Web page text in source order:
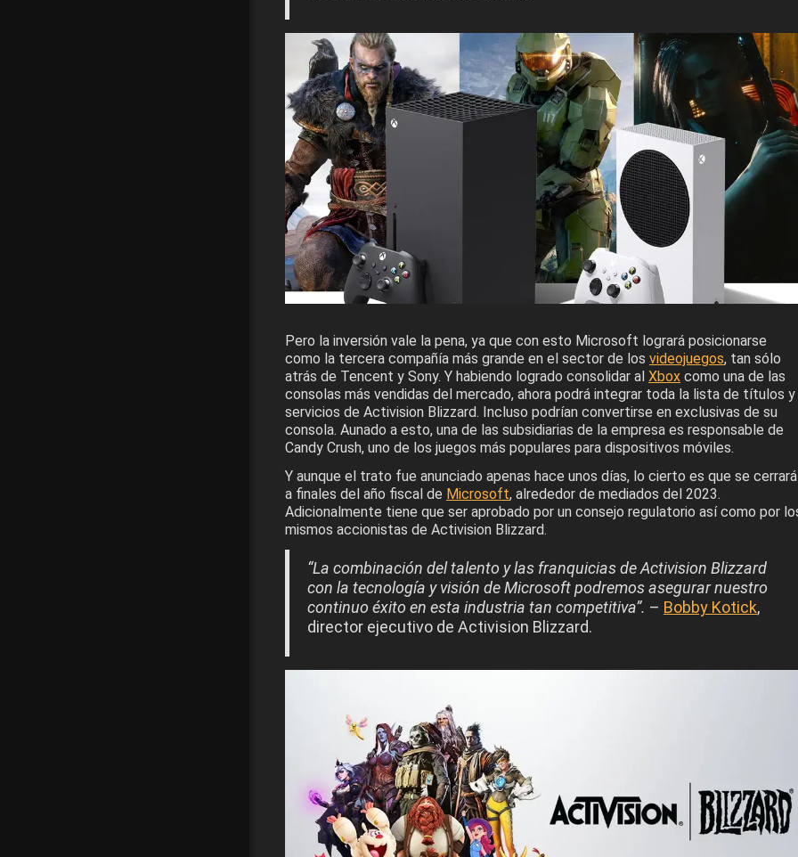
Pero la inversión vale la pena, ya que con esto Microsoft logrará posicionarse
como la tercera compañía más grande en el sector de los videojuegos, tan sólo
atrás de Tencent y Sony. Y habiendo logrado consolidar al Xbox como una de las
consolas más vendidas del mercado, ahora podrá integrar toda la lista de títulos y
servicios de Activision Blizzard. Incluso podrían convertirse en exclusivas de su
consola. Aunado a esto, una de las subsidiarias de la empresa es responsable de
Candy Crush, uno de los juegos más populares para dispositivos móviles.
Y aunque el trato fue anunciado apenas hace unos días, lo cierto es que se cerrará
a finales del año fiscal de Microsoft, alrededor de mediados del 2023.
Adicionalmente tiene que ser aprobado por un consejo regulatorio así como por
mismos accionistas de Activision Blizzard.
“La combinación del talento y las franquicias de Activision Blizzard
con la tecnología y visión de Microsoft podremos asegurar nuestro
continuo éxito en esta industria tan competitiva”. – Bobby Kotick,
director ejecutivo de Activision Blizzard.